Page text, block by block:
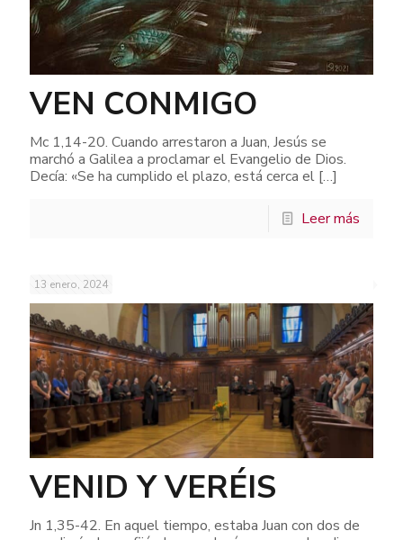
VEN CONMIGO
Mc 1,14-20. Cuando arrestaron a Juan, Jesús se
marchó a Galilea a proclamar el Evangelio de Dios.
Decía: «Se ha cumplido el plazo, está cerca el […]
Leer más
13 enero, 2024
VENID Y VERÉIS
Jn 1,35-42. En aquel tiempo, estaba Juan con dos de